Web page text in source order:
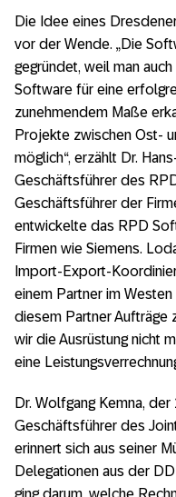
Die Idee eines
vor der Wende. „Die
gegründet, weil man
Software für eine
zunehmendem Maße
Projekte zwischen Ost-
möglich“, erzählt Dr.
Geschäftsführer des
Geschäftsführer der
entwickelte das RPD
Firmen wie Siemens.
Import-Export-
einem Partner im
diesem Partner Aufträge
wir die Ausrüstung nicht
eine
Dr. Wolfgang Kemna,
Geschäftsführer des
erinnert sich aus seiner
Delegationen aus der